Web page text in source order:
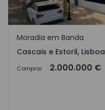
Cascais e Estoril, Lisboa
Moradia em Banda
Cascais e Estoril, Lisboa
Comprar 2.000.000 €